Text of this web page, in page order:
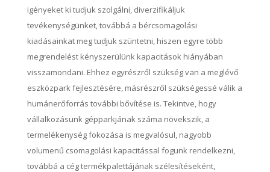
igényeket ki tudjuk szolgálni, diverzifikáljuk
tevékenységünket, továbbá a bércsomagolási
kiadásainkat meg tudjuk szüntetni, hiszen egyre több
megrendelést kényszerülünk kapacitások hiányában
visszamondani. Ehhez egyrészről szükség van a meglévő
eszközpark fejlesztésére, másrészről szükségessé válik a
humánerőforrás további bővítése is. Tekintve, hogy
vállalkozásunk gépparkjának száma növekszik, a
termelékenység fokozása is megvalósul, nagyobb
volumenű csomagolási kapacitással fogunk rendelkezni,
továbbá a cég termékpalettájának szélesítéseként,